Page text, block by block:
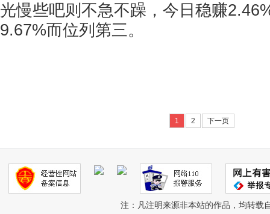
光慢些吧则不急不躁，今日稳赚
9.67%而位列第三。
1 2 下一页
注：凡注明来源非本站的作品，均转载